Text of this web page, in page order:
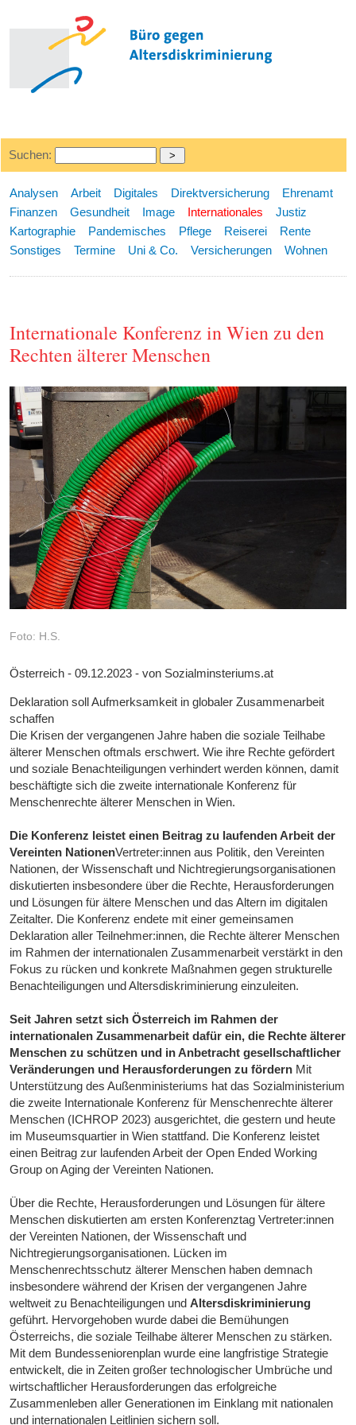
Suchen:
Analysen Arbeit Digitales Direktversicherung
Ehrenamt
Finanzen
Gesundheit Image Internationales
Justiz
Kartographie
Pandemisches Pflege Reiserei
Rente
Sonstiges
Termine Uni & Co. Versicherungen Wohnen
Internationale Konferenz in Wien zu den
Rechten älterer Menschen
Foto: H.S.
Österreich - 09.12.2023 - von Sozialminsteriums.at
Deklaration soll Aufmerksamkeit in globaler Zusammenarbeit
schaffen
Die Krisen der vergangenen Jahre haben die soziale Teilhabe
älterer Menschen oftmals erschwert. Wie ihre Rechte gefördert
und soziale Benachteiligungen verhindert werden können, damit
beschäftigte sich die zweite internationale Konferenz für
Menschenrechte älterer Menschen in Wien.
Die Konferenz leistet einen Beitrag zu laufenden Arbeit der
Vereinten NationenVertreter:innen aus Politik, den Vereinten
Nationen, der Wissenschaft und Nichtregierungsorganisationen
diskutierten insbesondere über die Rechte, Herausforderungen
und Lösungen für ältere Menschen und das Altern im digitalen
Zeitalter. Die Konferenz endete mit einer gemeinsamen
Deklaration aller Teilnehmer:innen, die Rechte älterer Menschen
im Rahmen der internationalen Zusammenarbeit verstärkt in den
Fokus zu rücken und konkrete Maßnahmen gegen strukturelle
Benachteiligungen und Altersdiskriminierung einzuleiten.
Seit Jahren setzt sich Österreich im Rahmen der
internationalen Zusammenarbeit dafür ein, die Rechte älterer
Menschen zu schützen und in Anbetracht gesellschaftlicher
Veränderungen und Herausforderungen zu fördern Mit
Unterstützung des Außenministeriums hat das Sozialministerium
die zweite Internationale Konferenz für Menschenrechte älterer
Menschen (ICHROP 2023) ausgerichtet, die gestern und heute
im Museumsquartier in Wien stattfand. Die Konferenz leistet
einen Beitrag zur laufenden Arbeit der Open Ended Working
Group on Aging der Vereinten Nationen.
Über die Rechte, Herausforderungen und Lösungen für ältere
Menschen diskutierten am ersten Konferenztag Vertreter:innen
der Vereinten Nationen, der Wissenschaft und
Nichtregierungsorganisationen. Lücken im
Menschenrechtsschutz älterer Menschen haben demnach
insbesondere während der Krisen der vergangenen Jahre
weltweit zu Benachteiligungen undAltersdiskriminierung
geführt. Hervorgehoben wurde dabei die Bemühungen
Österreichs, die soziale Teilhabe älterer Menschen zu stärken.
Mit dem Bundesseniorenplan wurde eine langfristige Strategie
entwickelt, die in Zeiten großer technologischer Umbrüche und
wirtschaftlicher Herausforderungen das erfolgreiche
Zusammenleben aller Generationen im Einklang mit nationalen
und internationalen Leitlinien sichern soll.